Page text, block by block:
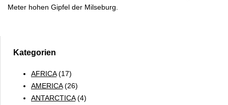
Meter hohen Gipfel der Milseburg.
Kategorien
AFRICA(17)
AMERICA(26)
ANTARCTICA(4)